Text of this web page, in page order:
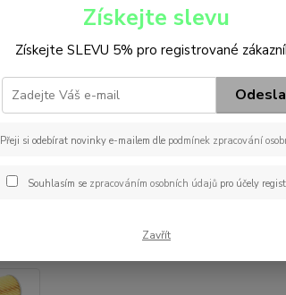
Získejte slevu
Získejte SLEVU 5% pro registrované
Přeji si odebírat novinky e-mailem dle podmínek zpracování
Souhlasím se zpracováním osobních údajůpro účely
Zavřít